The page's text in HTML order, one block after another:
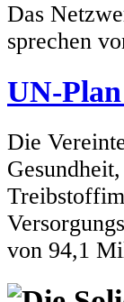
Das
sprechen
UN-
Die
von 94,1